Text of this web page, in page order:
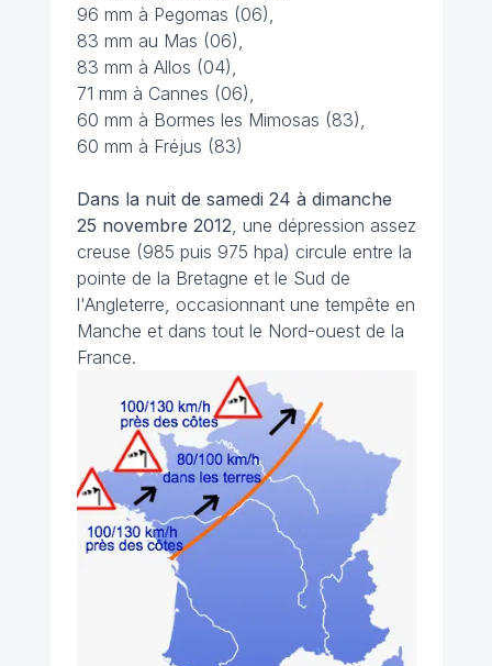
96 mm à Pegomas (06),
83 mm au Mas (06),
83 mm à Allos (04),
71 mm à Cannes (06),
60 mm à Bormes les Mimosas (83),
60 mm à Fréjus (83)
Dans la nuit de samedi 24 à dimanche
25 novembre 2012 , une dépression assez
creuse (985 puis 975 hpa) circule entre la
pointe de la Bretagne et le Sud de
l'Angleterre, occasionnant une tempête en
Manche et dans tout le Nord-ouest de la
France.